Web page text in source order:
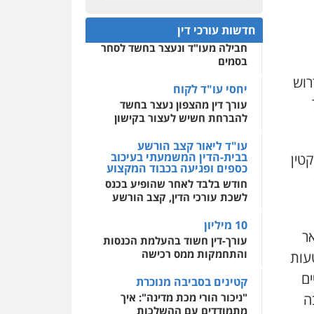
פלילי פשיעה חמורה זכויות
אדם
0527448141
חליל ביאדי – משרד
עורכי דין
פלילי דיני תעבורה מעצרים
וחקירות פשיעה חמורה
0509636895
עו"ד איהאב זבידאת
פלילי פשיעה חמורה ארגוני
פשע עבירות המתה
0509930581
עו"ד יפעת שוורץ סיל
פלילי תעבורה
0523379525
0522508109
אחסון אתרים
לעורכי דין
אסירים עבירות מין
שירותים מקצועיים לעורכי
דין
0544500346
חדשות עורכי דין
חפץ חשוד
עצור בתיק ניסיון רצח קיבל
חבילה מעו"ד ונעצר בחשד לסחר
בסמים
יחסי עו"ד לקוח
עורך דין מהצפון נעצר בחשד
להברחת חשיש לעצור בקישון
עו"ד ליאור קצב הורשע
בבית-הדין המשמעתי בעיכוב
כספים ופגיעה בכבוד המקצוע
חודש בלבד לאחר שהופיע בכנס
לשכת עורכי הדין, קצב הורשע
10 מיליון
עורך-דין חשוד בהעלמת הכנסות
והתחמקות ממס רכישה
קטינים בסביבה מנוכרת
"ניכור הורי מכת מדינה": איך
מתמודדים עם ההשלכות